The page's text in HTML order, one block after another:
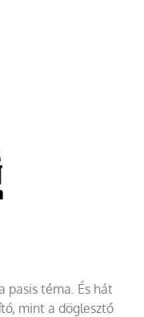
pasis téma. És hát
mint a döglesztő